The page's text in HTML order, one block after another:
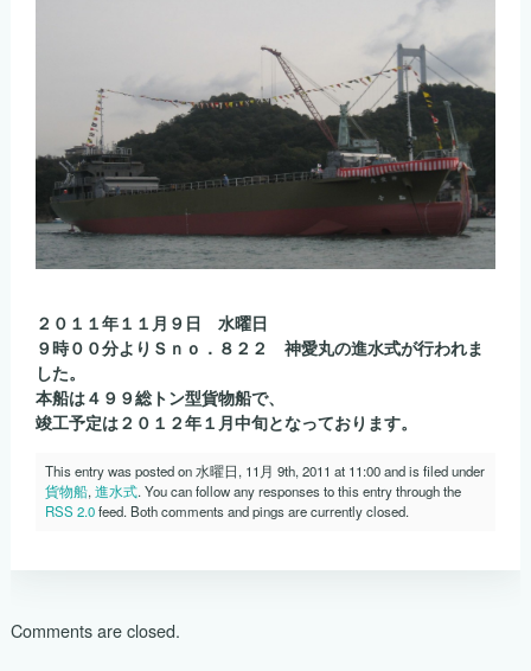
２０１１年１１月９日 水曜日
９時００分よりＳｎｏ．８２２ 神愛丸の進水式が行われま
した。
本船は４９９総トン型貨物船で、
竣工予定は２０１２年１月中旬となっております。
This entry was posted on 水曜日, 11月 9th, 2011 at 11:00 and is filed under
貨物船,進水式. You can follow any responses to this entry through the
RSS 2.0feed. Both comments and pings are currently closed.
Comments are closed.